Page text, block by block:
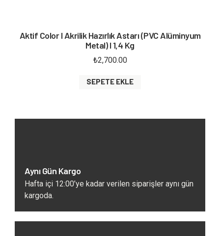
Aktif Color I Akrilik Hazırlık Astarı (PVC Alüminyum
Metal) I 1,4 Kg
₺2,700.00
SEPETE EKLE
Aynı Gün Kargo
Hafta içi 12:00’ye kadar verilen siparişler aynı gün
kargoda.